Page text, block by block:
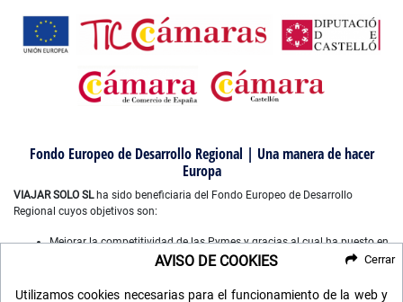
Fondo Europeo de Desarrollo Regional | Una manera de hacer
Europa
VIAJAR SOLO SLha sido beneficiaria del Fondo Europeo de Desarrollo
Regional cuyos objetivos son:
Mejorar la competitividad de las Pymes y gracias al cual ha puesto en
marcha un Plan de Marketing Digital Internacional, con el objetivo de
año 2022-2023. Para ello ha contado con el apoyo del Programa
AVISO DE COOKIES
Utilizamos cookies necesarias para el funcionamiento de la web y
Cerrar